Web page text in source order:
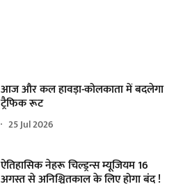
आज और कल हावड़ा-कोलकाता में बदलेगा
ट्रैफिक रूट
25 Jul 2026
ऐतिहासिक नेहरू चिल्ड्रन्स म्यूजियम 16
अगस्त से अनिश्चितकाल के लिए होगा बंद !